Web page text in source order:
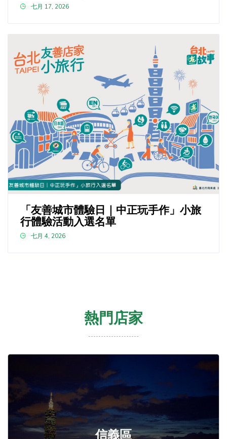
七月 17, 2026
「友善城市體驗日｜中正玩手作」小旅
行體驗活動入選名單
七月 4, 2026
熱門店家
信義區